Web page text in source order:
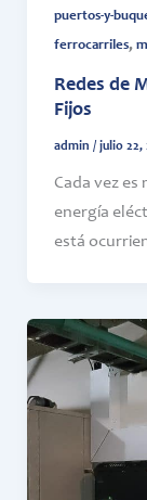
puertos-y-
ferrocarriles,
Redes de
Fijos
admin / julio 22,
Cada vez es
energía
está